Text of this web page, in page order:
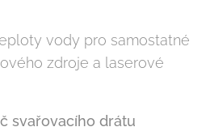
vody pro samostatné
zdroje a laserové
svařovacího drátu